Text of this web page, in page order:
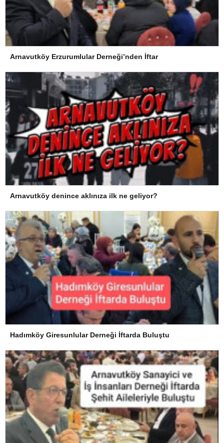
Arnavutköy Erzurumlular Derneği’nden İftar
Arnavutköy denince aklınıza ilk ne geliyor?
Hadımköy Giresunlular Derneği İftarda Buluştu